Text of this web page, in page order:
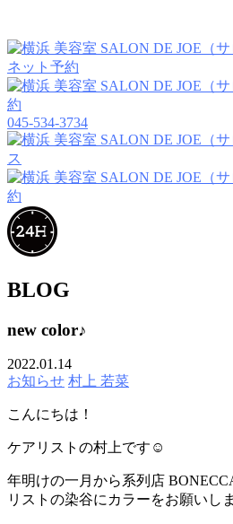
045-534-3734
BLOG
new color♪
2022.01.14
お知らせ 村上 若菜
こんにちは！
ケアリストの村上です☺︎
年明けの一月から系列店
リストの染谷にカラーをお願いし